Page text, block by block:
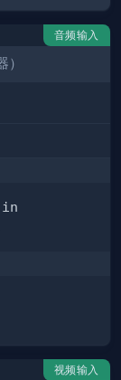
音频输入
视频输入